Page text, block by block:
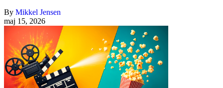
By Mikkel Jensen
maj 15, 2026